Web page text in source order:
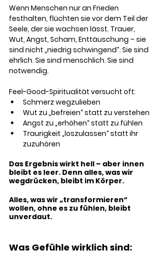
Wenn Menschen nur an Frieden
festhalten, flüchten sie vor dem Teil der
Seele, der sie wachsen lässt. Trauer,
Wut, Angst, Scham, Enttäuschung – sie
sind nicht „niedrig schwingend“. Sie sind
ehrlich. Sie sind menschlich. Sie sind
notwendig.
Feel-Good-Spiritualität versucht oft:
Schmerz weg­zu­l­ie­ben
Wut zu „befreien“ statt zu verstehen
Angst zu „erhöhen“ statt zu fühlen
Traurigkeit „loszulassen“ statt ihr
zuzuhören
Das Ergebnis wirkt hell – aber innen
bleibt es leer. Denn alles, was wir
wegdrücken, bleibt im Körper.
Alles, was wir „transformieren“
wollen, ohne es zu fühlen, bleibt
unverdaut.
Was Gefühle wirklich sind: